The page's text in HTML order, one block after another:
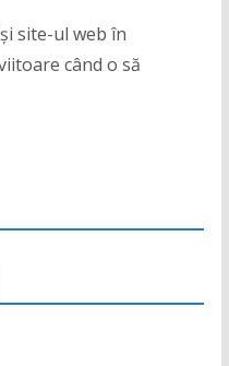
site-ul web în
când o să